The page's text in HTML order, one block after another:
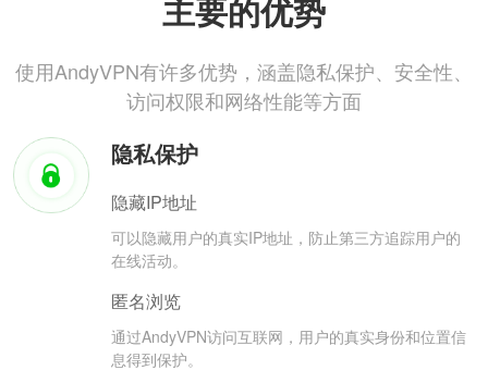
主要的优势
使用AndyVPN有许多优势，涵盖隐私保护、安全性、
访问权限和网络性能等方面
隐私保护
隐藏IP地址
可以隐藏用户的真实IP地址，防止第三方追踪用户的
在线活动。
匿名浏览
通过AndyVPN访问互联网，用户的真实身份和位置信
息得到保护。